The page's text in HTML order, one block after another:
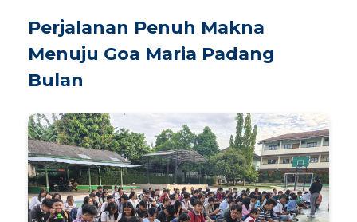
Perjalanan Penuh Makna
Menuju Goa Maria Padang
Bulan